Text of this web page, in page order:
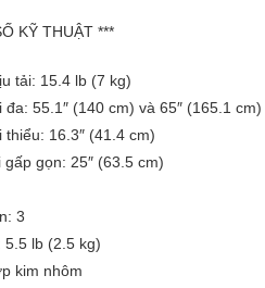
KỸ THUẬT ***
tải: 15.4 lb (7 kg)
đa: 55.1″ (140 cm) và 65″ (165.1 cm)
thiểu: 16.3″ (41.4 cm)
gấp gọn: 25″ (63.5 cm)
3
lb (2.5 kg)
kim nhôm